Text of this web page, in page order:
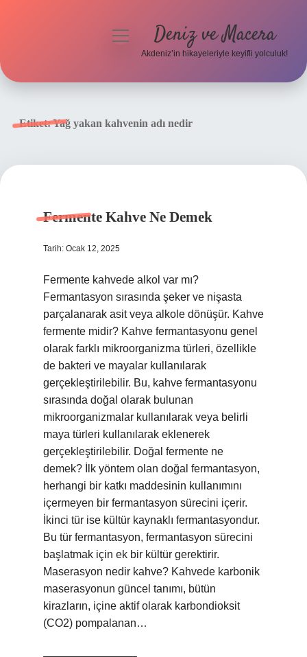
menüyü Deniz ve Macera
Akdeniz’in hikayeleriyle keyifli yolculuk!
Etiket:Yağ yakan kahvenin adı nedir
Fermente Kahve Ne Demek
Tarih: Ocak 12, 2025
Fermente kahvede alkol var mı?
Fermantasyon sırasında şeker ve nişasta
parçalanarak asit veya alkole dönüşür. Kahve
fermente midir? Kahve fermantasyonu genel
olarak farklı mikroorganizma türleri, özellikle
de bakteri ve mayalar kullanılarak
gerçekleştirilebilir. Bu, kahve fermantasyonu
sırasında doğal olarak bulunan
mikroorganizmalar kullanılarak veya belirli
maya türleri kullanılarak eklenerek
gerçekleştirilebilir. Doğal fermente ne
demek? İlk yöntem olan doğal fermantasyon,
herhangi bir katkı maddesinin kullanımını
içermeyen bir fermantasyon sürecini içerir.
İkinci tür ise kültür kaynaklı fermantasyondur.
Bu tür fermantasyon, fermantasyon sürecini
başlatmak için ek bir kültür gerektirir.
Maserasyon nedir kahve? Kahvede karbonik
maserasyonun güncel tanımı, bütün
kirazların, içine aktif olarak karbondioksit
(CO2) pompalanan…